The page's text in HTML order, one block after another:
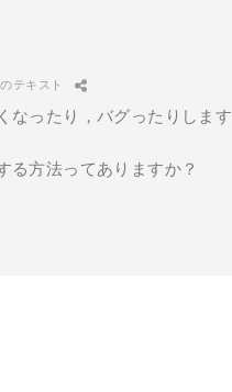
テキスト
なったり，バグったりします
る方法ってありますか？